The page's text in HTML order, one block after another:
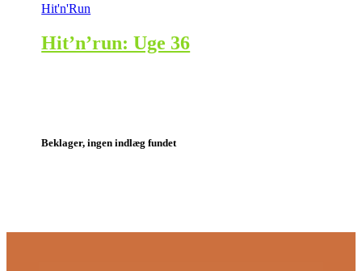
Hit'n'Run
Hit’n’run: Uge 36
Beklager, ingen indlæg fundet